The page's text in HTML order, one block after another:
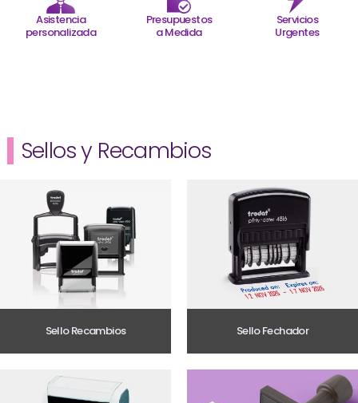
Asistencia
personalizada
Presupuestos
a Medida
Servicios
Urgentes
Sellos y Recambios
Sello Recambios Sello Fechador